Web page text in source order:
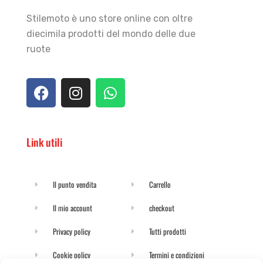
Stilemoto è uno store online con oltre
diecimila prodotti del mondo delle due
ruote
Link utili
Il punto vendita
Il mio account
Privacy policy
Cookie policy
Carrello
checkout
Tutti prodotti
Termini e condizioni